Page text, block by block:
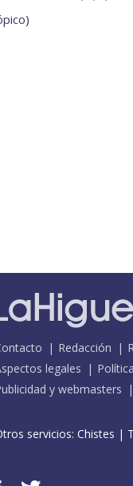
)
Redacción
legales
y webmasters
servicios: Chistes |